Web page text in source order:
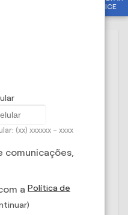
APÓLICE
(xx) xxxxxx - xxxx
a Política de